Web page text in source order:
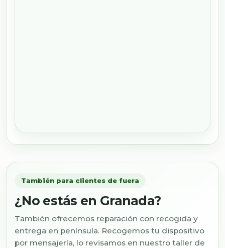
También para clientes de fuera
¿No estás en Granada?
También ofrecemos reparación con recogida y
entrega en península. Recogemos tu dispositivo
por mensajería, lo revisamos en nuestro taller de